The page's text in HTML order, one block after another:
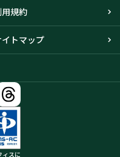
用規約
トマップ
ィスに